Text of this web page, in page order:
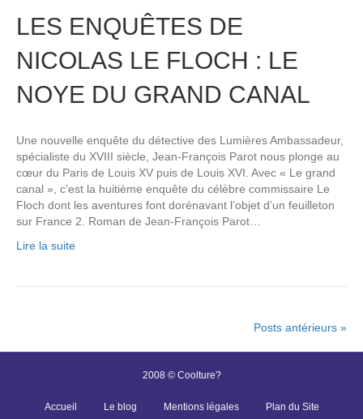
LES ENQUÊTES DE
NICOLAS LE FLOCH : LE
NOYE DU GRAND CANAL
Une nouvelle enquête du détective des Lumières Ambassadeur,
spécialiste du XVIII siècle, Jean-François Parot nous plonge au
cœur du Paris de Louis XV puis de Louis XVI. Avec « Le grand
canal », c’est la huitième enquête du célèbre commissaire Le
Floch dont les aventures font dorénavant l’objet d’un feuilleton
sur France 2. Roman de Jean-François Parot…
Lire la suite
Posts antérieurs »
2008 © Coolture?
Accueil Le blog Mentions légales Plan du Site